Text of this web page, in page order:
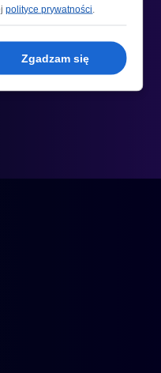
(zabawa)
polityce prywatności
Zgadzam się